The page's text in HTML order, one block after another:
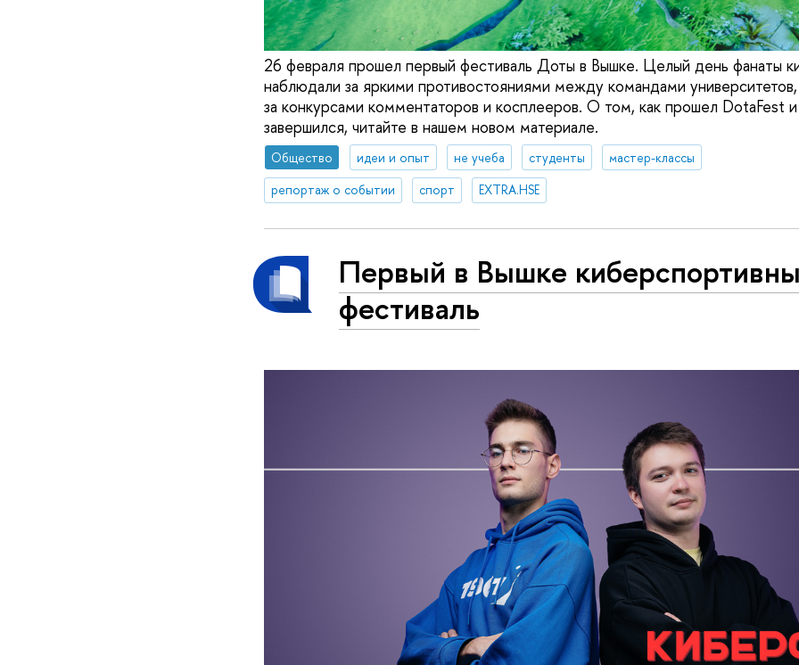
26 февраля прошел первый фестиваль Доты в Вышке. Целый день фанаты
наблюдали за яркими противостояниями между командами
за конкурсами комментаторов и косплееров. О том, как прошел DotaFest
завершился, читайте в нашем новом материале.
Общество идеи и опыт не учеба студенты
мастер-классы
репортаж о событии
спорт EXTRA.HSE
Первый в Вышке
фестиваль